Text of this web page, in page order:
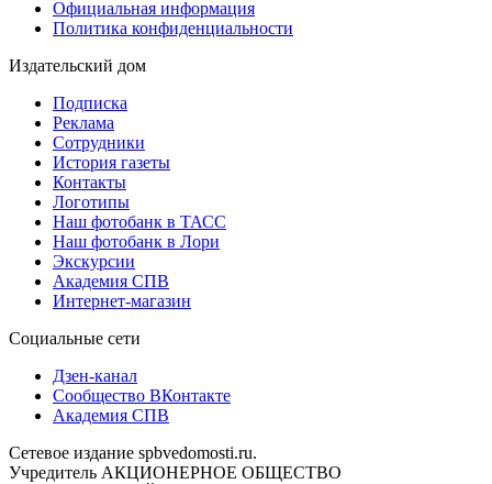
Официальная информация
Политика конфиденциальности
Издательский дом
Подписка
Реклама
Сотрудники
История газеты
Контакты
Логотипы
Наш фотобанк в ТАСС
Наш фотобанк в Лори
Экскурсии
Академия СПВ
Интернет-магазин
Социальные сети
Дзен-канал
Сообщество ВКонтакте
Академия СПВ
Сетевое издание spbvedomosti.ru.
Учредитель АКЦИОНЕРНОЕ ОБЩЕСТВО